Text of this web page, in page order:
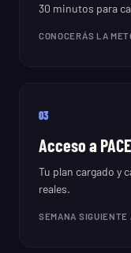
30 minutos para
CONOCERÁS LA
03
Acceso a
Tu plan cargado y
reales.
SEMANA SIGUIENTE